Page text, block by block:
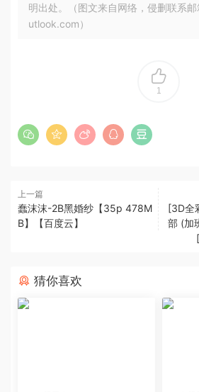
明出处。（图文来自网络，侵删联系
utlook.com）
1
上一篇
蠢沫沫-2B黑婚纱【35p 478M
B】【百度云】
[3D全
部 (加
猜你喜欢